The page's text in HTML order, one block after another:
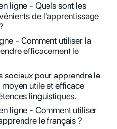
ligne - Quels sont les
de l'apprentissage
- Comment utiliser la
efficacement le
sociaux pour apprendre le
utile et efficace
linguistiques.
ligne - Comment utiliser
le français ?